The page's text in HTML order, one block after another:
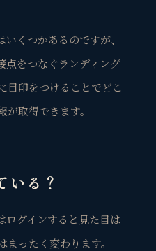
くつかあるのですが、
点をつなぐランディング
目印をつけることでどこ
取得できます。
る？
グインすると見た目は
ったく変わります。